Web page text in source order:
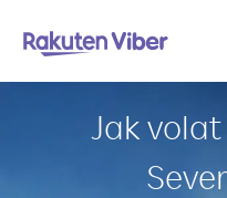
Jak volat